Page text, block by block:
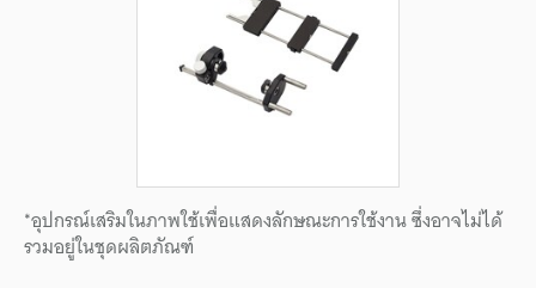
*อุปกรณ์เสริมในภาพใช้เพื่อแสดงลักษณะการใช้งาน ซึ่งอาจไม่ได้
รวมอยู่ในชุดผลิตภัณฑ์